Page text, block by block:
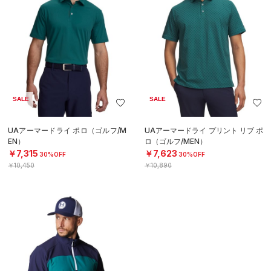
SALE
UAアーマードライ ポロ（ゴルフ/M
EN）
￥7,315 30%OFF
￥10,450
SALE
UAアーマードライ プリント リブ ポ
ロ（ゴルフ/MEN）
￥7,623 30%OFF
￥10,890